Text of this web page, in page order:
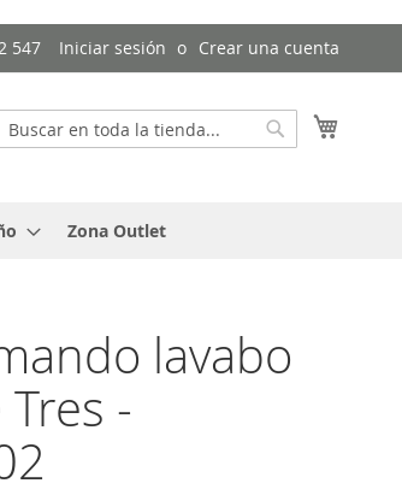
547 Iniciar sesión Crear una cuenta
Zona Outlet
lavabo
-